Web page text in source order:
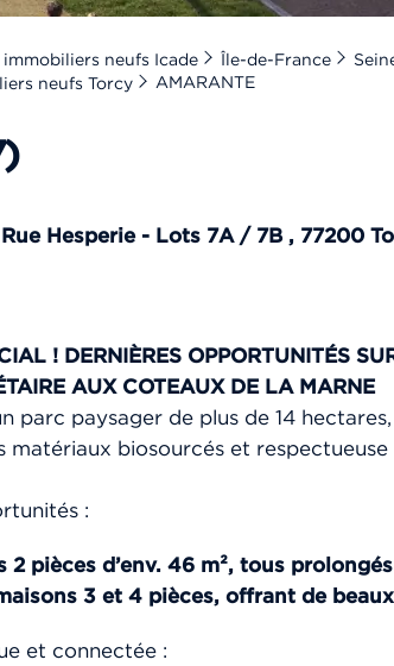
neufs Icade Île-de-France
neufs Torcy
AMARANTE
Hesperie - Lots 7A / 7B , 77200
! DERNIÈRES OPPORTUNITÉS
AUX COTEAUX DE LA MARNE
parc paysager de plus de 14
matériaux biosourcés et
:
2 pièces d’env. 46 m², tous
3 et 4 pièces, offrant de
et connectée :